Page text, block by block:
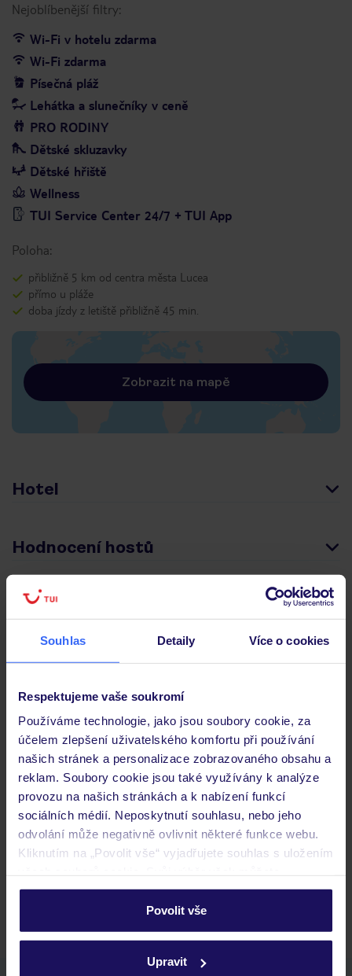
Souhlas Detaily Více o cookies
Respektujeme vaše soukromí
Používáme technologie, jako jsou soubory cookie, za
účelem zlepšení uživatelského komfortu při používání
našich stránek a personalizace zobrazovaného obsahu a
reklam. Soubory cookie jsou také využívány k analýze
provozu na našich stránkách a k nabízení funkcí
sociálních médií. Neposkytnutí souhlasu, nebo jeho
odvolání může negativně ovlivnit některé funkce webu.
Kliknutím na „Povolit vše“ vyjadřujete souhlas s uložením
personalizovat v sekci „Personalizace“.
Podrobné informace o souborech cookie naleznete v
ochrany osobních údajů.
Povolit vše
Upravit
Nejoblíbenější filtry:
Wi-Fi v hotelu zdarma
Wi-Fi zdarma
Písečná pláž
Lehátka a slunečníky v ceně
PRO RODINY
Dětské skluzavky
Dětské hřiště
Wellness
TUI Service Center 24/7 + TUI App
Poloha:
přibližně 5 km od centra města Lucea
přímo u pláže
doba jízdy z letiště přibližně 45 min.
Zobrazit na mapě
Hotel
Hodnocení hostů
Pokoje
Stravování
Důležité informace
Často kladené otázky
Jaké doklady jsou potřebné při cestování?
Budeme ubytováni ihned po příjezdu do hotelu?
Kam jít po přistání a vyzvednutí zavazadel?
Zobrazit další